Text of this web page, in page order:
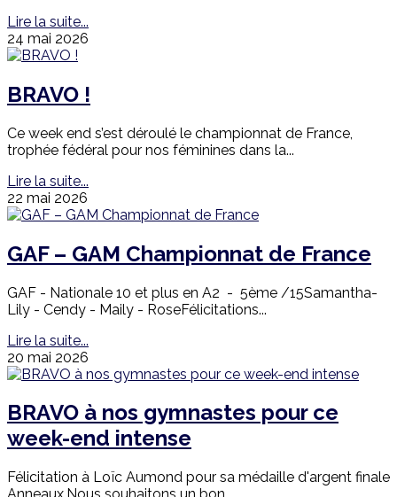
Lire la suite...
24 mai 2026
BRAVO !
Ce week end s’est déroulé le championnat de France,
trophée fédéral pour nos féminines dans la...
Lire la suite...
22 mai 2026
GAF – GAM Championnat de France
GAF - Nationale 10 et plus en A2 - 5ème /15Samantha-
Lily - Cendy - Maily - RoseFélicitations...
Lire la suite...
20 mai 2026
BRAVO à nos gymnastes pour ce
week-end intense
Félicitation à Loïc Aumond pour sa médaille d'argent finale